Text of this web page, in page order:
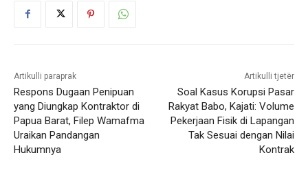
Artikulli paraprak
Respons Dugaan Penipuan
yang Diungkap Kontraktor di
Papua Barat, Filep Wamafma
Uraikan Pandangan
Hukumnya
Artikulli tjetër
Soal Kasus Korupsi Pasar
Rakyat Babo, Kajati: Volume
Pekerjaan Fisik di Lapangan
Tak Sesuai dengan Nilai
Kontrak